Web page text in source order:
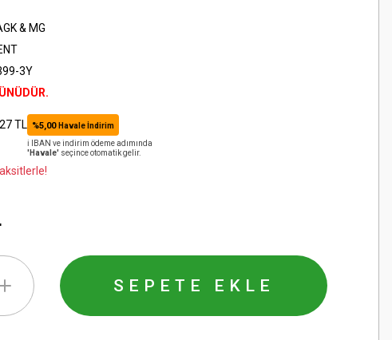
& MG
3Y
TL %5,00 Havale İndirim
ℹ️ IBAN ve indirim ödeme adımında
'Havale' seçince otomatik gelir.
SEPETE EKLE